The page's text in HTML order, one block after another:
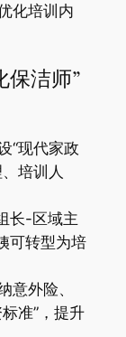
化培训内
保洁师”
“现代家政
培训人
长-区域主
可转型为培
意外险、
准”，提升